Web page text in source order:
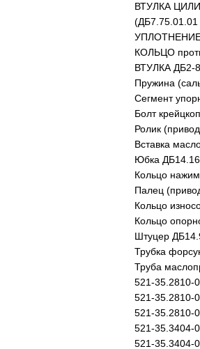
ВТУЛКА
(ДБ7.75.01.01
УПЛОТНЕНИЕ
КОЛЬЦО
ВТУЛКА ДБ2-
Пружина
Сегмент
Болт
Ролик
Вставка
Юбка
Кольцо
Палец
Кольцо
Кольцо
Штуцер
Трубка
Труба
521-35.2810-
521-35.2810-
521-35.2810-
521-35.3404-
521-35.3404-